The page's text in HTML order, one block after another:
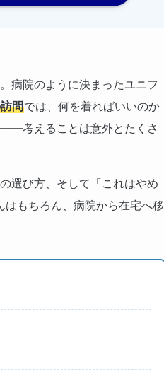
病院のように決まったユニフ
問では、何を着ればいいのか
考えることは意外とたくさ
選び方、そして「これはやめ
もちろん、病院から在宅へ移